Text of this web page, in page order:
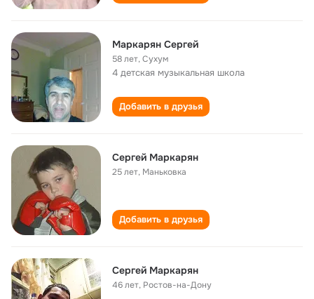
Маркарян Сергей
58 лет,Сухум
4 детская музыкальная школа
Добавить в друзья
Сергей Маркарян
25 лет, Маньковка
Добавить в друзья
Сергей Маркарян
46 лет, Ростов-на-Дону